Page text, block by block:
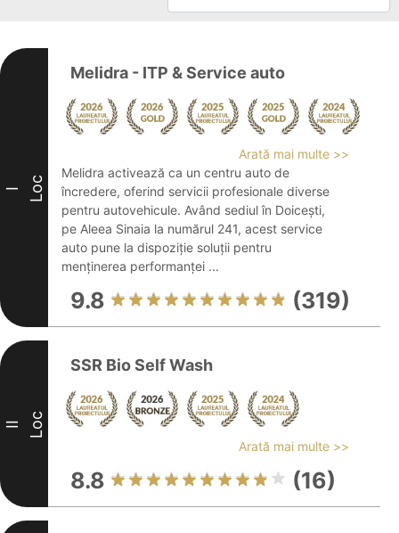
I Loc
Melidra - ITP & Service auto
Arată mai multe >>
Melidra activează ca un centru auto de
încredere, oferind servicii profesionale diverse
pentru autovehicule. Având sediul în Doicești,
pe Aleea Sinaia la numărul 241, acest service
auto pune la dispoziție soluții pentru
menținerea performanței ...
9.8 (319)
II Loc
SSR Bio Self Wash
Arată mai multe >>
8.8 (16)